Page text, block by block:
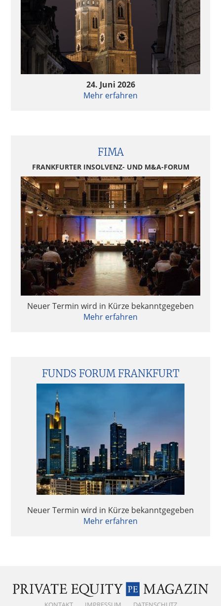
24. Juni 2026
Mehr erfahren
FIMA
FRANKFURTER INSOLVENZ- UND M&A-FORUM
Neuer Termin wird in Kürze bekanntgegeben
Mehr erfahren
FUNDS FORUM FRANKFURT
Neuer Termin wird in Kürze bekanntgegeben
Mehr erfahren